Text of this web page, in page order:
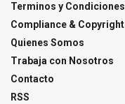
Terminos y Condiciones
Compliance & Copyright
Quienes Somos
Trabaja con Nosotros
Contacto
RSS